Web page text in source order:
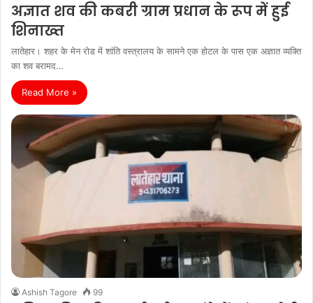
अज्ञात शव की कबरी ग्राम प्रधान के रूप में हुई
शिनाख्‍त
लातेहार। शहर के मेन रोड में शांति वस्त्रालय के सामने एक होटल के पास एक अज्ञात व्यक्ति
का शव बरामद…
Read More »
Ashish Tagore 99